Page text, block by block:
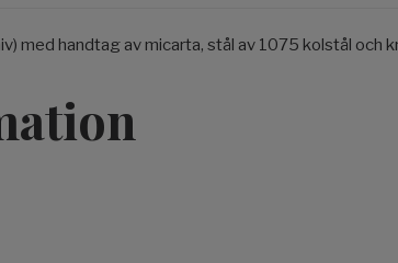
med handtag av micarta, stål av 1075 kolstål och